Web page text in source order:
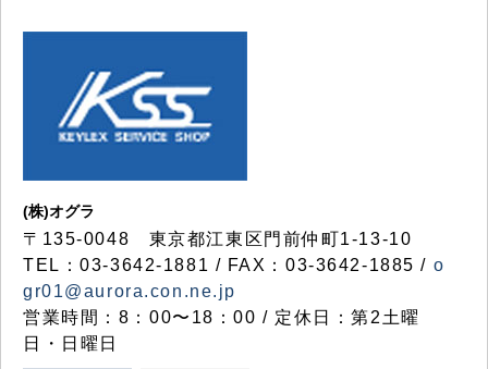
(株)オグラ
〒135-0048 東京都江東区門前仲町1-13-10
TEL：03-3642-1881 / FAX：03-3642-1885 / o
gr01@aurora.con.ne.jp
営業時間：8：00〜18：00 / 定休日：第2土曜
日・日曜日